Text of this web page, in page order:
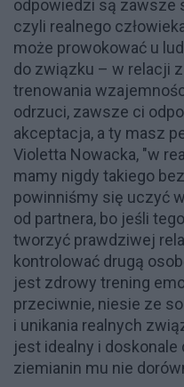
odpowiedzi są zawsze
czyli realnego
może prowokować u
do związku – w relacji
trenowania
odrzuci, zawsze ci
akceptacja, a ty masz
Violetta Nowacka, "w
mamy nigdy takiego
powinniśmy się uczyć
od partnera, bo jeśli
tworzyć prawdziwej
kontrolować drugą
jest zdrowy trening
przeciwnie, niesie ze
i unikania realnych
jest idealny i doskonale
ziemianin mu nie